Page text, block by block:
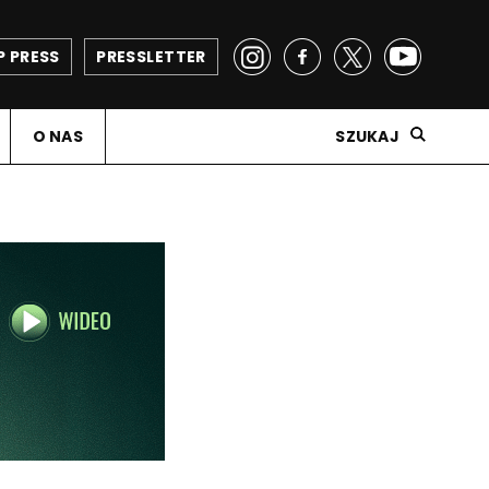
PRESSLETTER
PRESS
O NAS SZUKAJ